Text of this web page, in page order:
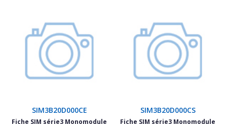
SIM3B20D000CE
Fiche SIM série3 Monomodule
SIM3B20D000CS
Fiche SIM série3 Monomodule